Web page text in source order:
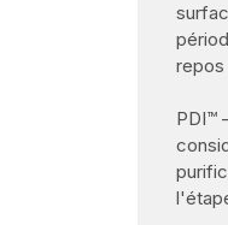
repos
PDI™